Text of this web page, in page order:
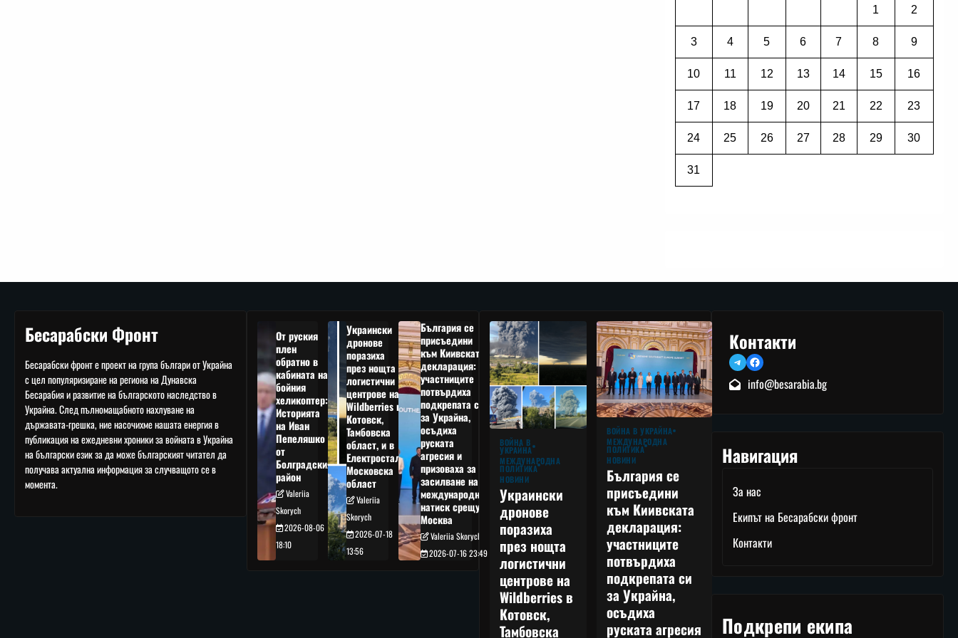
1 2
3 4 5 6 7 8 9
10 11 12 13 14 15 16
17 18 19 20 21 22 23
24 25 26 27 28 29 30
31
Бесарабски Фронт
Бесарабски фронт е проект на група българи от Украйна
с цел популяризиране на региона на Дунавска
Бесарабия и развитие на българското наследство в
Украйна. След пълномащабното нахлуване на
държавата-грешка, ние насочихме нашата енергия в
публикация на ежедневни хроники за войната в Украйна
на български език за да може българският читател да
получава актуална информация за случващото се в
момента.
От руския
плен
обратно в
кабината на
бойния
хеликоптер:
Историята
на Иван
Пепеляшко
от
Болградския
район
Valeriia
Skorych
2026-08-06
18:10
Украински
дронове
поразиха
през нощта
логистични
центрове на
Wildberries в
Котовск,
Тамбовска
област, и в
Електростал,
Московска
област
Valeriia
Skorych
2026-07-18
13:56
България се
присъедини
към Киивската
декларация:
участниците
потвърдиха
подкрепата си
за Украйна,
осъдиха
руската
агресия и
призоваха за
засилване на
международния
натиск срещу
Москва
Valeriia Skorych
2026-07-16 23:49
ВОЙНА В
УКРАЙНА
МЕЖДУНАРОДНА
ПОЛИТИКА
НОВИНИ
Украински
дронове
поразиха
през нощта
логистични
центрове на
Wildberries в
Котовск,
Тамбовска
ВОЙНА В УКРАЙНА
МЕЖДУНАРОДНА
ПОЛИТИКА
НОВИНИ
България се
присъедини
към Киивската
декларация:
участниците
потвърдиха
подкрепата си
за Украйна,
осъдиха
руската агресия
Контакти
TelegramFacebook
info@besarabia.bg
Навигация
За нас
Екипът на Бесарабски фронт
Контакти
Подкрепи екипа